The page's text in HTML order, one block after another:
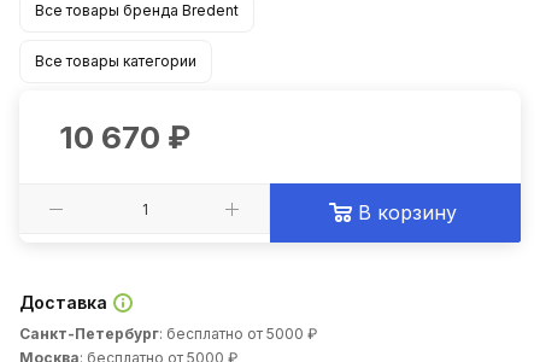
Все товары бренда Bredent
Все товары категории
10 670 ₽
В корзину
Доставка
Санкт-Петербург: бесплатно от 5000 ₽
Москва: бесплатно от 5000 ₽